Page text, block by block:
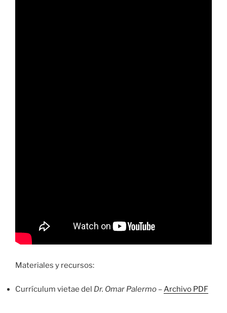
Materiales y recursos:
Currículum vietae del Dr. Omar Palermo –Archivo PDF